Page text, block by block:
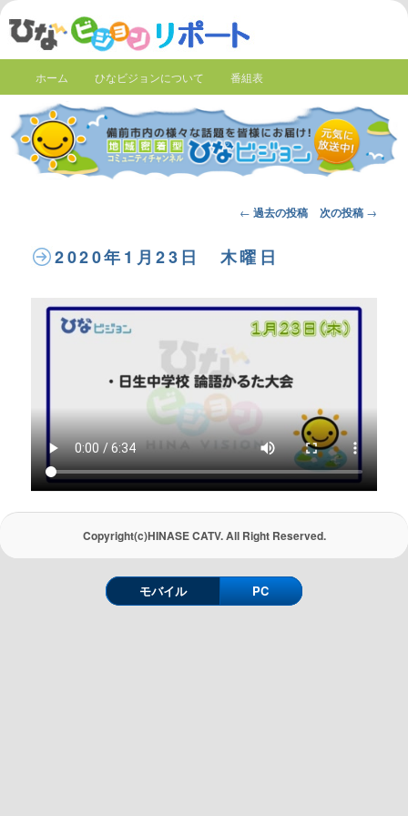
ホーム ひなビジョンについて 番組表
Post
← 過去の投稿 次の投稿 →
2020年1月23日 木曜日
Copyright(c)HINASE CATV. All Right Reserved.
モバイル PC